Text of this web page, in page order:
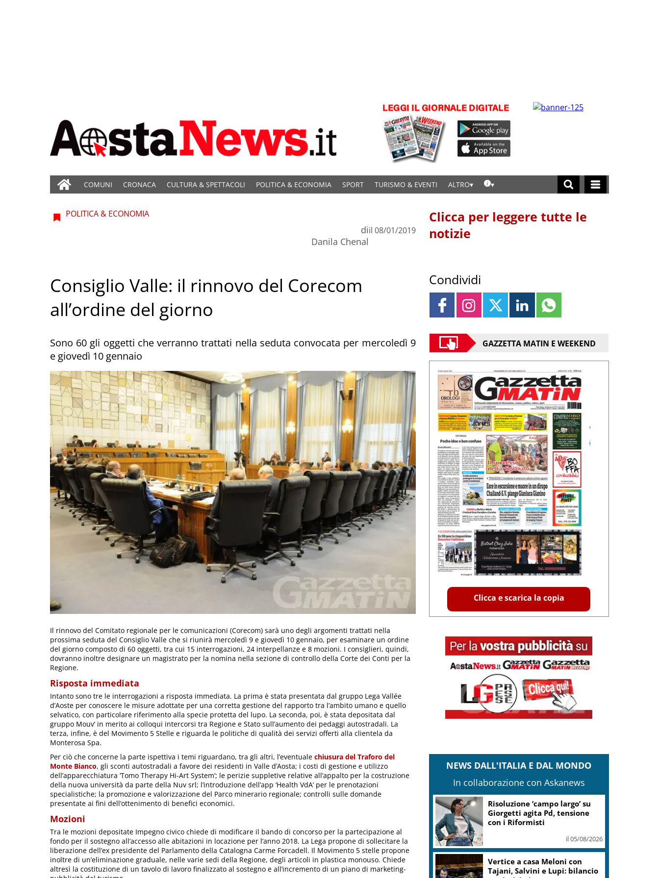
COMUNI CRONACA CULTURA & SPETTACOLI POLITICA & ECONOMIA SPORT TURISMO & EVENTI ALTRO
POLITICA & ECONOMIA
di
Danila Chenal
il 08/01/2019
Consiglio Valle: il rinnovo del Corecom
all’ordine del giorno
Sono 60 gli oggetti che verranno trattati nella seduta convocata per mercoledì 9
e giovedì 10 gennaio
Il rinnovo del Comitato regionale per le comunicazioni (Corecom) sarà uno degli argomenti trattati nella
prossima seduta del Consiglio Valle che si riunirà mercoledì 9 e giovedì 10 gennaio, per esaminare un ordine
del giorno composto di 60 oggetti, tra cui 15 interrogazioni, 24 interpellanze e 8 mozioni. I consiglieri, quindi,
dovranno inoltre designare un magistrato per la nomina nella sezione di controllo della Corte dei Conti per la
Regione.
Risposta immediata
Intanto sono tre le interrogazioni a risposta immediata. La prima è stata presentata dal gruppo Lega Vallée
d’Aoste per conoscere le misure adottate per una corretta gestione del rapporto tra l’ambito umano e quello
selvatico, con particolare riferimento alla specie protetta del lupo. La seconda, poi, è stata depositata dal
gruppo Mouv’ in merito ai colloqui intercorsi tra Regione e Stato sull’aumento dei pedaggi autostradali. La
terza, infine, è del Movimento 5 Stelle e riguarda le politiche di qualità dei servizi offerti alla clientela da
Monterosa Spa.
Per ciò che concerne la parte ispettiva i temi riguardano, tra gli altri, l’eventuale chiusura del Traforo del
Monte Bianco, gli sconti autostradali a favore dei residenti in Valle d’Aosta; i costi di gestione e utilizzo
dell’apparecchiatura ‘Tomo Therapy Hi-Art System’; le perizie suppletive relative all’appalto per la costruzione
della nuova università da parte della Nuv srl; l’introduzione dell’app ‘Health VdA’ per le prenotazioni
specialistiche; la promozione e valorizzazione del Parco minerario regionale; controlli sulle domande
presentate ai fini dell’ottenimento di benefici economici.
Mozioni
Tra le mozioni depositate Impegno civico chiede di modificare il bando di concorso per la partecipazione al
fondo per il sostegno all’accesso alle abitazioni in locazione per l’anno 2018. La Lega propone di sollecitare la
liberazione dell’ex presidente del Parlamento della Catalogna Carme Forcadell. Il Movimento 5 stelle propone
inoltre di un’eliminazione graduale, nelle varie sedi della Regione, degli articoli in plastica monouso. Chiede
altresì la costituzione di un tavolo di lavoro finalizzato al sostegno e all’incremento di un piano di marketing-
Clicca per leggere tutte le
notizie
Condividi
GAZZETTA MATIN E WEEKEND
Clicca e scarica la copia
NEWS DALL'ITALIA E DAL MONDO
In collaborazione con Askanews
Risoluzione ‘campo largo’ su
Giorgetti agita Pd, tensione
con i Riformisti
il 05/08/2026
Vertice a casa Meloni con
Tajani, Salvini e Lupi: bilancio